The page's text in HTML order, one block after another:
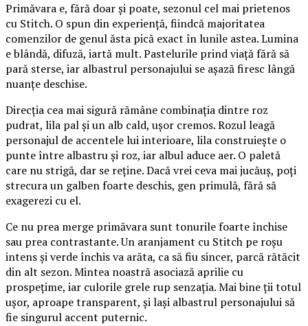
Primăvara e, fără doar și poate, sezonul cel mai prietenos
cu Stitch. O spun din experiență, fiindcă majoritatea
comenzilor de genul ăsta pică exact în lunile astea. Lumina
e blândă, difuză, iartă mult. Pastelurile prind viață fără să
pară sterse, iar albastrul personajului se așază firesc lângă
nuanțe deschise.
Direcția cea mai sigură rămâne combinația dintre roz
pudrat, lila pal și un alb cald, ușor cremos. Rozul leagă
personajul de accentele lui interioare, lila construiește o
punte între albastru și roz, iar albul aduce aer. O paletă
care nu strigă, dar se reține. Dacă vrei ceva mai jucăuș, poți
strecura un galben foarte deschis, gen primulă, fără să
exagerezi cu el.
Ce nu prea merge primăvara sunt tonurile foarte închise
sau prea contrastante. Un aranjament cu Stitch pe roșu
intens și verde închis va arăta, ca să fiu sincer, parcă rătăcit
din alt sezon. Mintea noastră asociază aprilie cu
prospețime, iar culorile grele rup senzația. Mai bine ții totul
ușor, aproape transparent, și lași albastrul personajului să
fie singurul accent puternic.